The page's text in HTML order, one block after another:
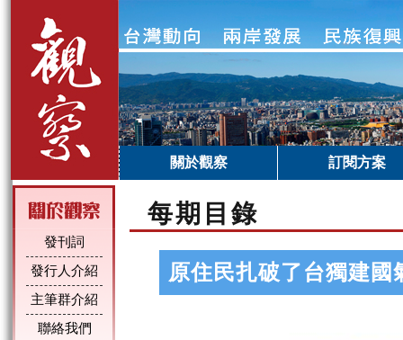
關於觀察 訂閱方案
發刊詞
發行人介紹
主筆群介紹
聯絡我們
每期目錄
原住民扎破了台獨建國